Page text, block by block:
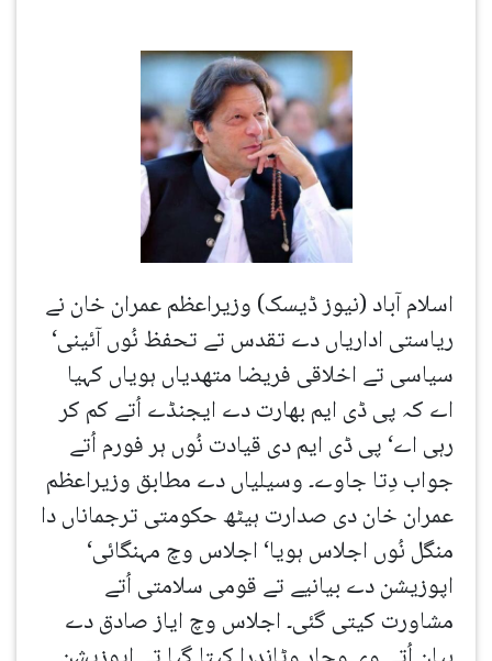
اسلام آباد (نیوز ڈیسک) وزیراعظم عمران خان نے
ریاستی اداریاں دے تقدس تے تحفظ نُوں آئینی‘
سیاسی تے اخلاقی فریضا متھدیاں ہویاں کہیا
اے کہ پی ڈی ایم بھارت دے ایجنڈے اُتے کم کر
رہی اے‘ پی ڈی ایم دی قیادت نُوں ہر فورم اُتے
جواب دِتا جاوے۔ وسیلیاں دے مطابق وزیراعظم
عمران خان دی صدارت ہیٹھ حکومتی ترجماناں دا
منگل نُوں اجلاس ہویا‘ اجلاس وچ مہنگائی‘
اپوزیشن دے بیانیے تے قومی سلامتی اُتے
مشاورت کیتی گئی۔ اجلاس وچ ایاز صادق دے